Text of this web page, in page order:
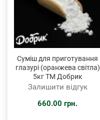
Суміш для приготування
глазурі (оранжева світла)
5кг ТМ Добрик
Залишити відгук
660.00 грн.